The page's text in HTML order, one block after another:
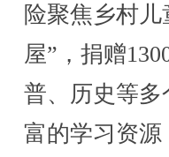
险聚焦乡村
屋”，捐赠
普、历史等
富的学习资